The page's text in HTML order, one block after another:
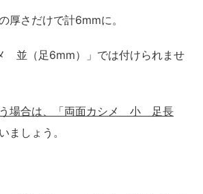
厚さだけで計6mmに。
並（足6mm）」では付けられませ
場合は、「両面カシメ 小 足長
ましょう。